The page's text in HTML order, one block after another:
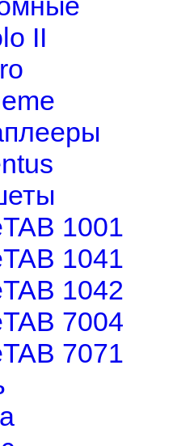
II
1001
1041
1042
7004
7071